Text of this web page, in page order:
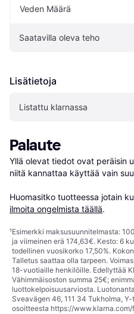
Veden Määrä
Saatavilla oleva teho
Lisätietoja
Listattu klarnassa
Palaute
Yllä olevat tiedot ovat peräisin
niitä kannattaa käyttää vain
Huomasitko tuotteessa jotain
ilmoita ongelmista täällä.
¹Esimerkki maksusuunnitelmasta:
ja viimeinen erä 174,63€. Kesto: 6
todellinen vuosikorko 17,50%.
Talletus saattaa olla tarpeen.
18-vuotiaille henkilöille. Edellyttää
Vähimmäisoston summa 25€;
luottokelpoisuusarviosta.
Sveavägen 46, 111 34 Tukholma,
osoitteesta https://